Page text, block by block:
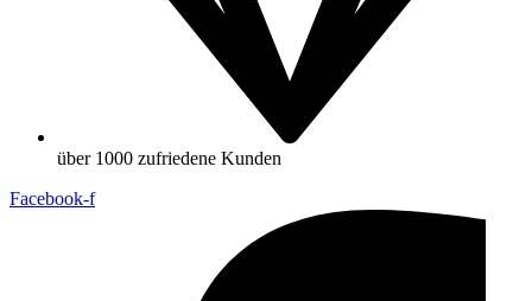
über 1000 zufriedene Kunden
Facebook-f